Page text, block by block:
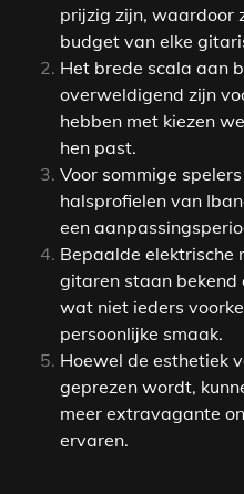
prijzig zijn, waardoor
budget van elke
Het brede scala aan
overweldigend zijn
hebben met kiezen
hen past.
Voor sommige
halsprofielen van
een
Bepaalde elektrische
gitaren staan bekend
wat niet ieders
persoonlijke smaak.
Hoewel de esthetiek
geprezen wordt,
meer extravagante
ervaren.